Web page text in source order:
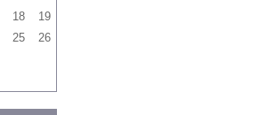
18
19
25
26